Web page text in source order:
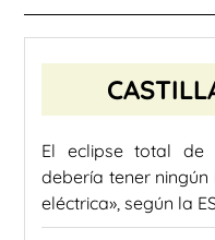
El eclipse total de
debería tener
eléctrica», según la